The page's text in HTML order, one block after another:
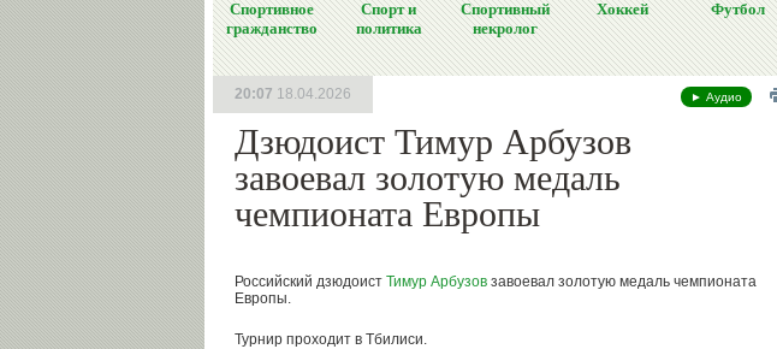
Спортивное
гражданство
Спорт и
политика
Спортивный
некролог
Хоккей Футбол
► Аудио
Дзюдоист Тимур Арбузов
завоевал золотую медаль
чемпионата Европы
20:07 18.04.2026
Российский дзюдоист Тимур Арбузов завоевал золотую медаль чемпионата
Европы.
Турнир проходит в Тбилиси.